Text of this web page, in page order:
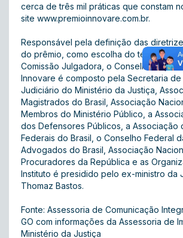
cerca de três mil práticas que constam
site www.premioinnovare.com.br.
Responsável pela definição das
do prêmio, como escolha do tema e
Comissão Julgadora, o Conselho
Innovare é composto pela Secretaria de
Judiciário do Ministério da Justiça,
Magistrados do Brasil, Associação
Membros do Ministério Público, a
dos Defensores Públicos, a Associação
Federais do Brasil, o Conselho Federal
Advogados do Brasil, Associação
Procuradores da República e as
Instituto é presidido pelo ex-ministro da
Thomaz Bastos.
Fonte: Assessoria de Comunicação
GO com informações da Assessoria de
Ministério da Justiça